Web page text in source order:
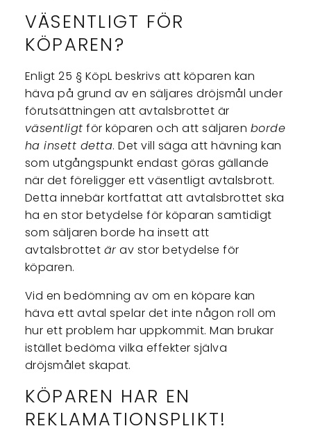
VÄSENTLIGT FÖR
KÖPAREN?
Enligt 25 § KöpL beskrivs att köparen kan
häva på grund av en säljares dröjsmål under
förutsättningen att avtalsbrottet är
väsentligt för köparen och att säljaren borde
ha insett detta. Det vill säga att hävning kan
som utgångspunkt endast göras gällande
när det föreligger ett väsentligt avtalsbrott.
Detta innebär kortfattat att avtalsbrottet ska
ha en stor betydelse för köparan samtidigt
som säljaren borde ha insett att
avtalsbrottet är av stor betydelse för
köparen.
Vid en bedömning av om en köpare kan
häva ett avtal spelar det inte någon roll om
hur ett problem har uppkommit. Man brukar
istället bedöma vilka effekter själva
dröjsmålet skapat.
KÖPAREN HAR EN
REKLAMATIONSPLIKT!